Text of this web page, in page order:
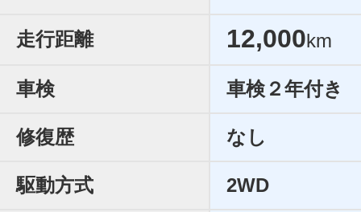
走行距離 12,000km
車検 車検２年付き
修復歴 なし
駆動方式 2WD